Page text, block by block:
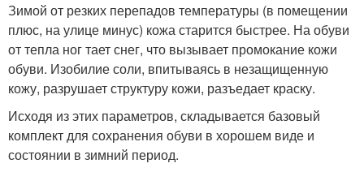
Зимой от резких перепадов температуры (в помещении
плюс, на улице минус) кожа старится быстрее. На обуви
от тепла ног тает снег, что вызывает промокание кожи
обуви. Изобилие соли, впитываясь в незащищенную
кожу, разрушает структуру кожи, разъедает краску.
Исходя из этих параметров, складывается базовый
комплект для сохранения обуви в хорошем виде и
состоянии в зимний период.